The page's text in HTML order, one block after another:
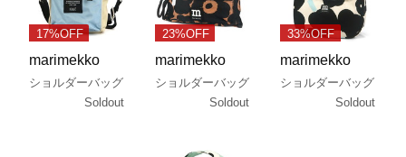
17%OFF
marimekko
ショルダーバッグ
Soldout
23%OFF
marimekko
ショルダーバッグ
Soldout
33%OFF
marimekko
ショルダーバッグ
Soldout